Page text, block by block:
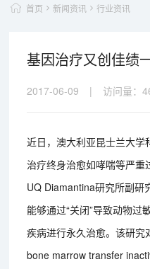
首页 新闻资讯 行业资讯
基因治疗又创佳绩
2017-06-09 | 访问量：
近日，澳大利亚昆士兰大学
治疗终身治愈如哮喘等严重
UQ Diamantina研究所副研
能够通过“关闭”导致动物过
疾病进行永久治愈。该研
bone marrow transfer